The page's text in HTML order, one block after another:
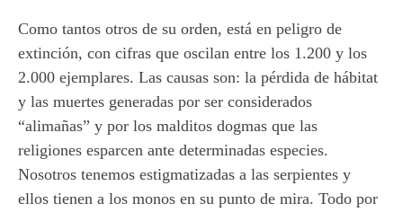
Como tantos otros de su orden, está en peligro de
extinción, con cifras que oscilan entre los 1.200 y los
2.000 ejemplares. Las causas son: la pérdida de hábitat
y las muertes generadas por ser considerados
“alimañas” y por los malditos dogmas que las
religiones esparcen ante determinadas especies.
Nosotros tenemos estigmatizadas a las serpientes y
ellos tienen a los monos en su punto de mira. Todo por